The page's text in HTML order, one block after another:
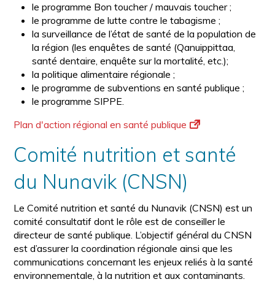
le programme Bon toucher / mauvais toucher ;
le programme de lutte contre le tabagisme ;
la surveillance de l’état de santé de la population de
la région (les enquêtes de santé (Qanuippittaa,
santé dentaire, enquête sur la mortalité, etc.);
la politique alimentaire régionale ;
le programme de subventions en santé publique ;
le programme SIPPE.
Plan d'action régional en santé publique
Comité nutrition et santé
du Nunavik (CNSN)
Le Comité nutrition et santé du Nunavik (CNSN) est un
comité consultatif dont le rôle est de conseiller le
directeur de santé publique. L’objectif général du CNSN
est d’assurer la coordination régionale ainsi que les
communications concernant les enjeux reliés à la santé
environnementale, à la nutrition et aux contaminants.